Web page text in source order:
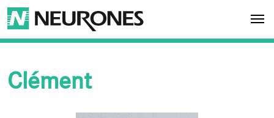
Aller au contenu principal
NEURONES
Clément